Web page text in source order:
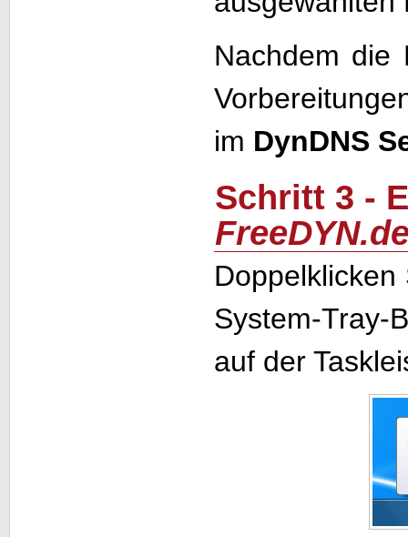
Nachdem die
im DynDNS
Schritt 3 -
System-Tray-
auf der